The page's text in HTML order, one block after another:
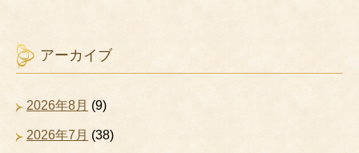
アーカイブ
2026年8月 (9)
2026年7月 (38)